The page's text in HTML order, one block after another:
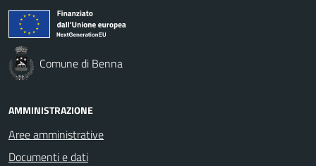
Comune di Benna
AMMINISTRAZIONE
Aree amministrative
Documenti e dati